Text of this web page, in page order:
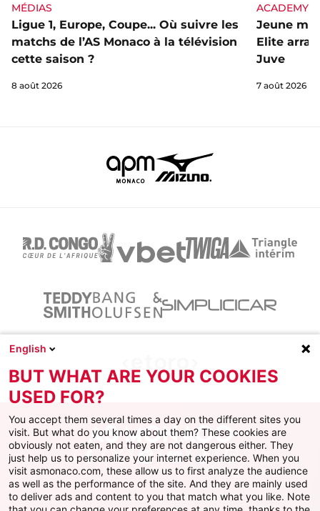
MÉDIAS
Ligue 1, Europe, Coupe... Où suivre les
matchs de l’AS Monaco à la télévision
cette saison ?
8 août 2026
ACADEMY
Jeune
Elite
Juve
7 août 2026
Facebook
X Instagram
YoutubeTikTokTwitch
English
BUT WHAT ARE YOUR COOKIES
USED FOR?
You accept them several times a day on the different sites you
visit. But what do you know about them? These cookies are
obviously not eaten, and they are not dangerous either. They
just help us to personalize your internet experience. When you
visit asmonaco.com, these allow us to first analyze the audience
as well as the performance of the site. And they are mainly used
to deliver ads and content to you that match what you like. Note